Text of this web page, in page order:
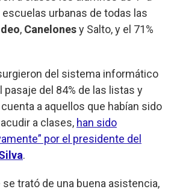
escuelas urbanas de todas las
, Canelonesy Salto, y el 71%
del sistema informático
pasaje del 84% de las listas y
a aquellos que habían sido
a clases, han sido
por el presidente del
.
se trató de una buena asistencia,